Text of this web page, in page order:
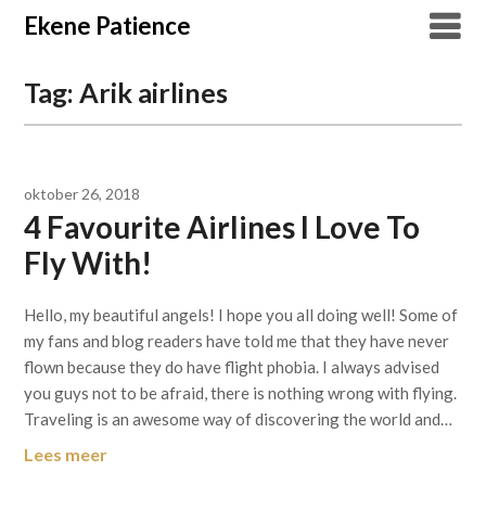
Overslaan
naar
Ekene Patience
Tag:Arik airlines
oktober 26, 2018
4 Favourite Airlines I Love To
Fly With!
Hello, my beautiful angels! I hope you all doing well! Some of
my fans and blog readers have told me that they have never
flown because they do have flight phobia. I always advised
you guys not to be afraid, there is nothing wrong with flying.
Traveling is an awesome way of discovering the world and…
Lees meer